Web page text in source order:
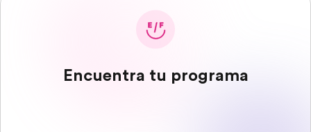
Encuentra tu programa